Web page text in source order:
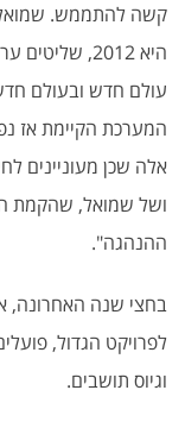
קשה להתממש. שמואל
היא 2012,
עולם חדש ובעולם
המערכת הקיימת אז
אלה שכן מעוניינים
ושל שמואל, שהקמת
ההנהגה".
בחצי שנה האחרונה,
לפרויקט הגדול,
וגיוס תושבים.